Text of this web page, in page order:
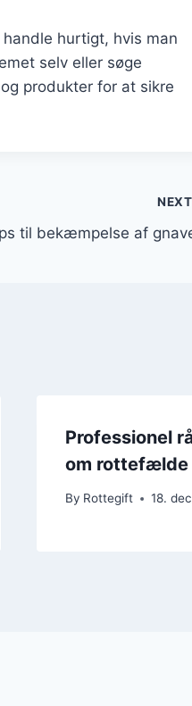
hurtigt, hvis man
selv eller søge
produkter for at sikre
NEXT
til bekæmpelse af
Professionel
om rottefælde
By Rottegift 18.